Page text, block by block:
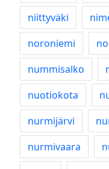
niittyväki
noroniemi
nummisalko
nuotiokota
nurmijärvi
nurmivaara